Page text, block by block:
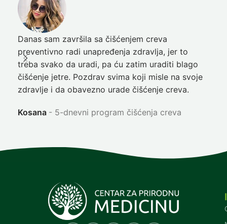
Danas sam završila sa čišćenjem creva
preventivno radi unapređenja zdravlja, jer to
treba svako da uradi, pa ću zatim uraditi blago
čišćenje jetre. Pozdrav svima koji misle na svoje
zdravlje i da obavezno urade čišćenje creva.
Kosana 5-dnevni program čišćenja creva